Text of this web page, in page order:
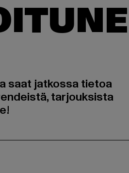
saat jatkossa tietoa
tarjouksista